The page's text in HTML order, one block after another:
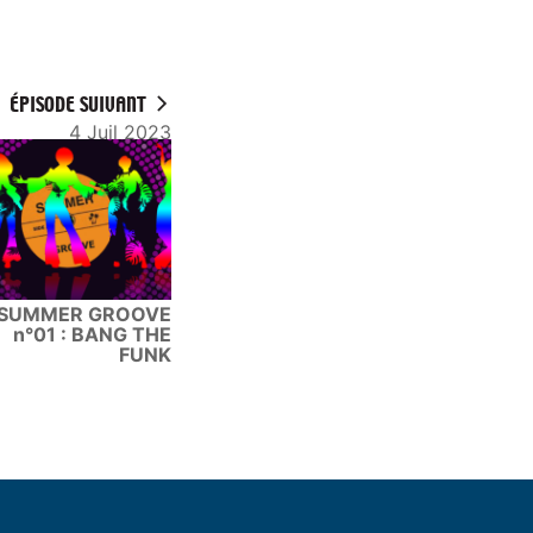
ÉPISODE SUIVANT
4 Juil 2023
GROOVE
n°01 : BANG THE
FUNK